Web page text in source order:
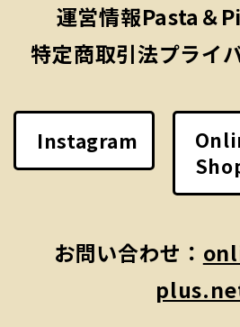
運営情報Pasta＆
特定商取引法プライ
Instagram
お問い合わせ：